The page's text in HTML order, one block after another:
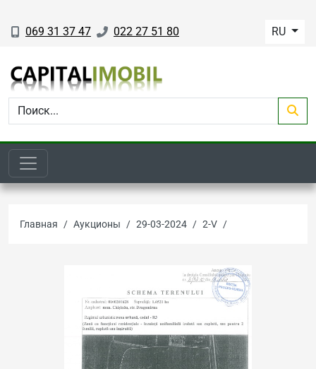
069 31 37 47 022 27 51 80 RU
Главная Аукционы 29-03-2024 2-V